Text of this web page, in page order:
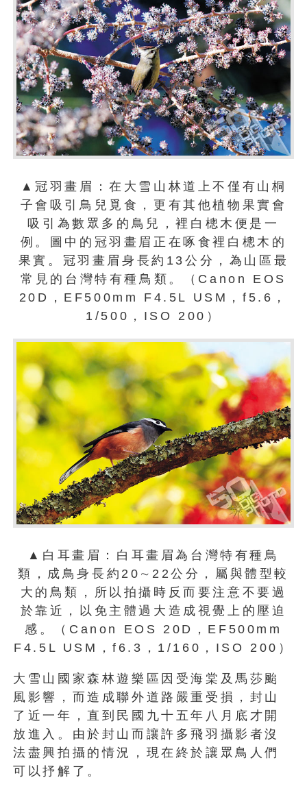
▲冠羽畫眉：在大雪山林道上不僅有山桐
子會吸引鳥兒覓食，更有其他植物果實會
吸引為數眾多的鳥兒，裡白樬木便是一
例。圖中的冠羽畫眉正在啄食裡白樬木的
果實。冠羽畫眉身長約13公分，為山區最
常見的台灣特有種鳥類。（Canon EOS
20D，EF500mm F4.5L USM，f5.6，
1/500，ISO 200）
▲白耳畫眉：白耳畫眉為台灣特有種鳥
類，成鳥身長約20∼22公分，屬與體型較
大的鳥類，所以拍攝時反而要注意不要過
於靠近，以免主體過大造成視覺上的壓迫
感。（Canon EOS 20D，EF500mm
F4.5L USM，f6.3，1/160，ISO 200）
大雪山國家森林遊樂區因受海棠及馬莎颱
風影響，而造成聯外道路嚴重受損，封山
了近一年，直到民國九十五年八月底才開
放進入。由於封山而讓許多飛羽攝影者沒
法盡興拍攝的情況，現在終於讓眾鳥人們
可以抒解了。